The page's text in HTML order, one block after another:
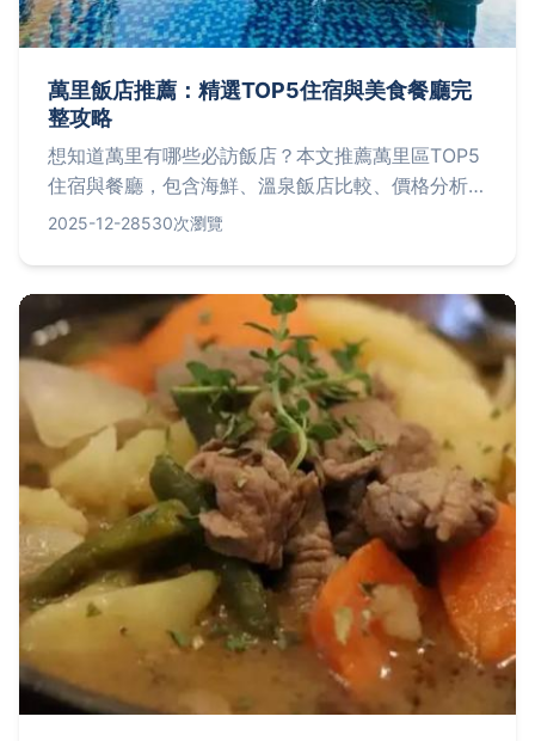
萬里飯店推薦：精選TOP5住宿與美食餐廳完
整攻略
想知道萬里有哪些必訪飯店？本文推薦萬里區TOP5
住宿與餐廳，包含海鮮、溫泉飯店比較、價格分析及
真實體驗分享，幫助你輕鬆規劃旅程。
2025-12-28530次瀏覽